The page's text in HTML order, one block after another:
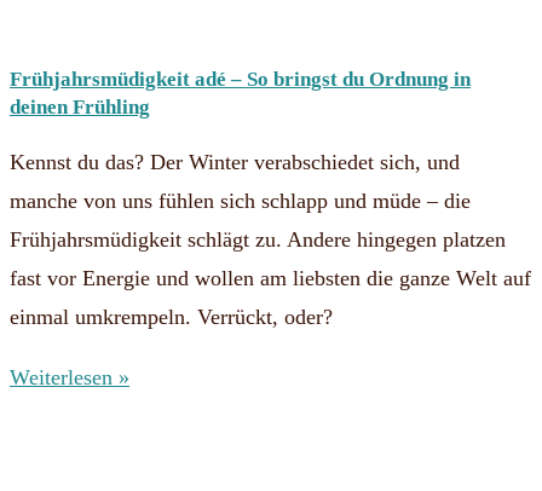
Frühjahrsmüdigkeit adé – So bringst du Ordnung in
deinen Frühling
Kennst du das? Der Winter verabschiedet sich, und
manche von uns fühlen sich schlapp und müde – die
Frühjahrsmüdigkeit schlägt zu. Andere hingegen platzen
fast vor Energie und wollen am liebsten die ganze Welt auf
einmal umkrempeln. Verrückt, oder?
Weiterlesen »